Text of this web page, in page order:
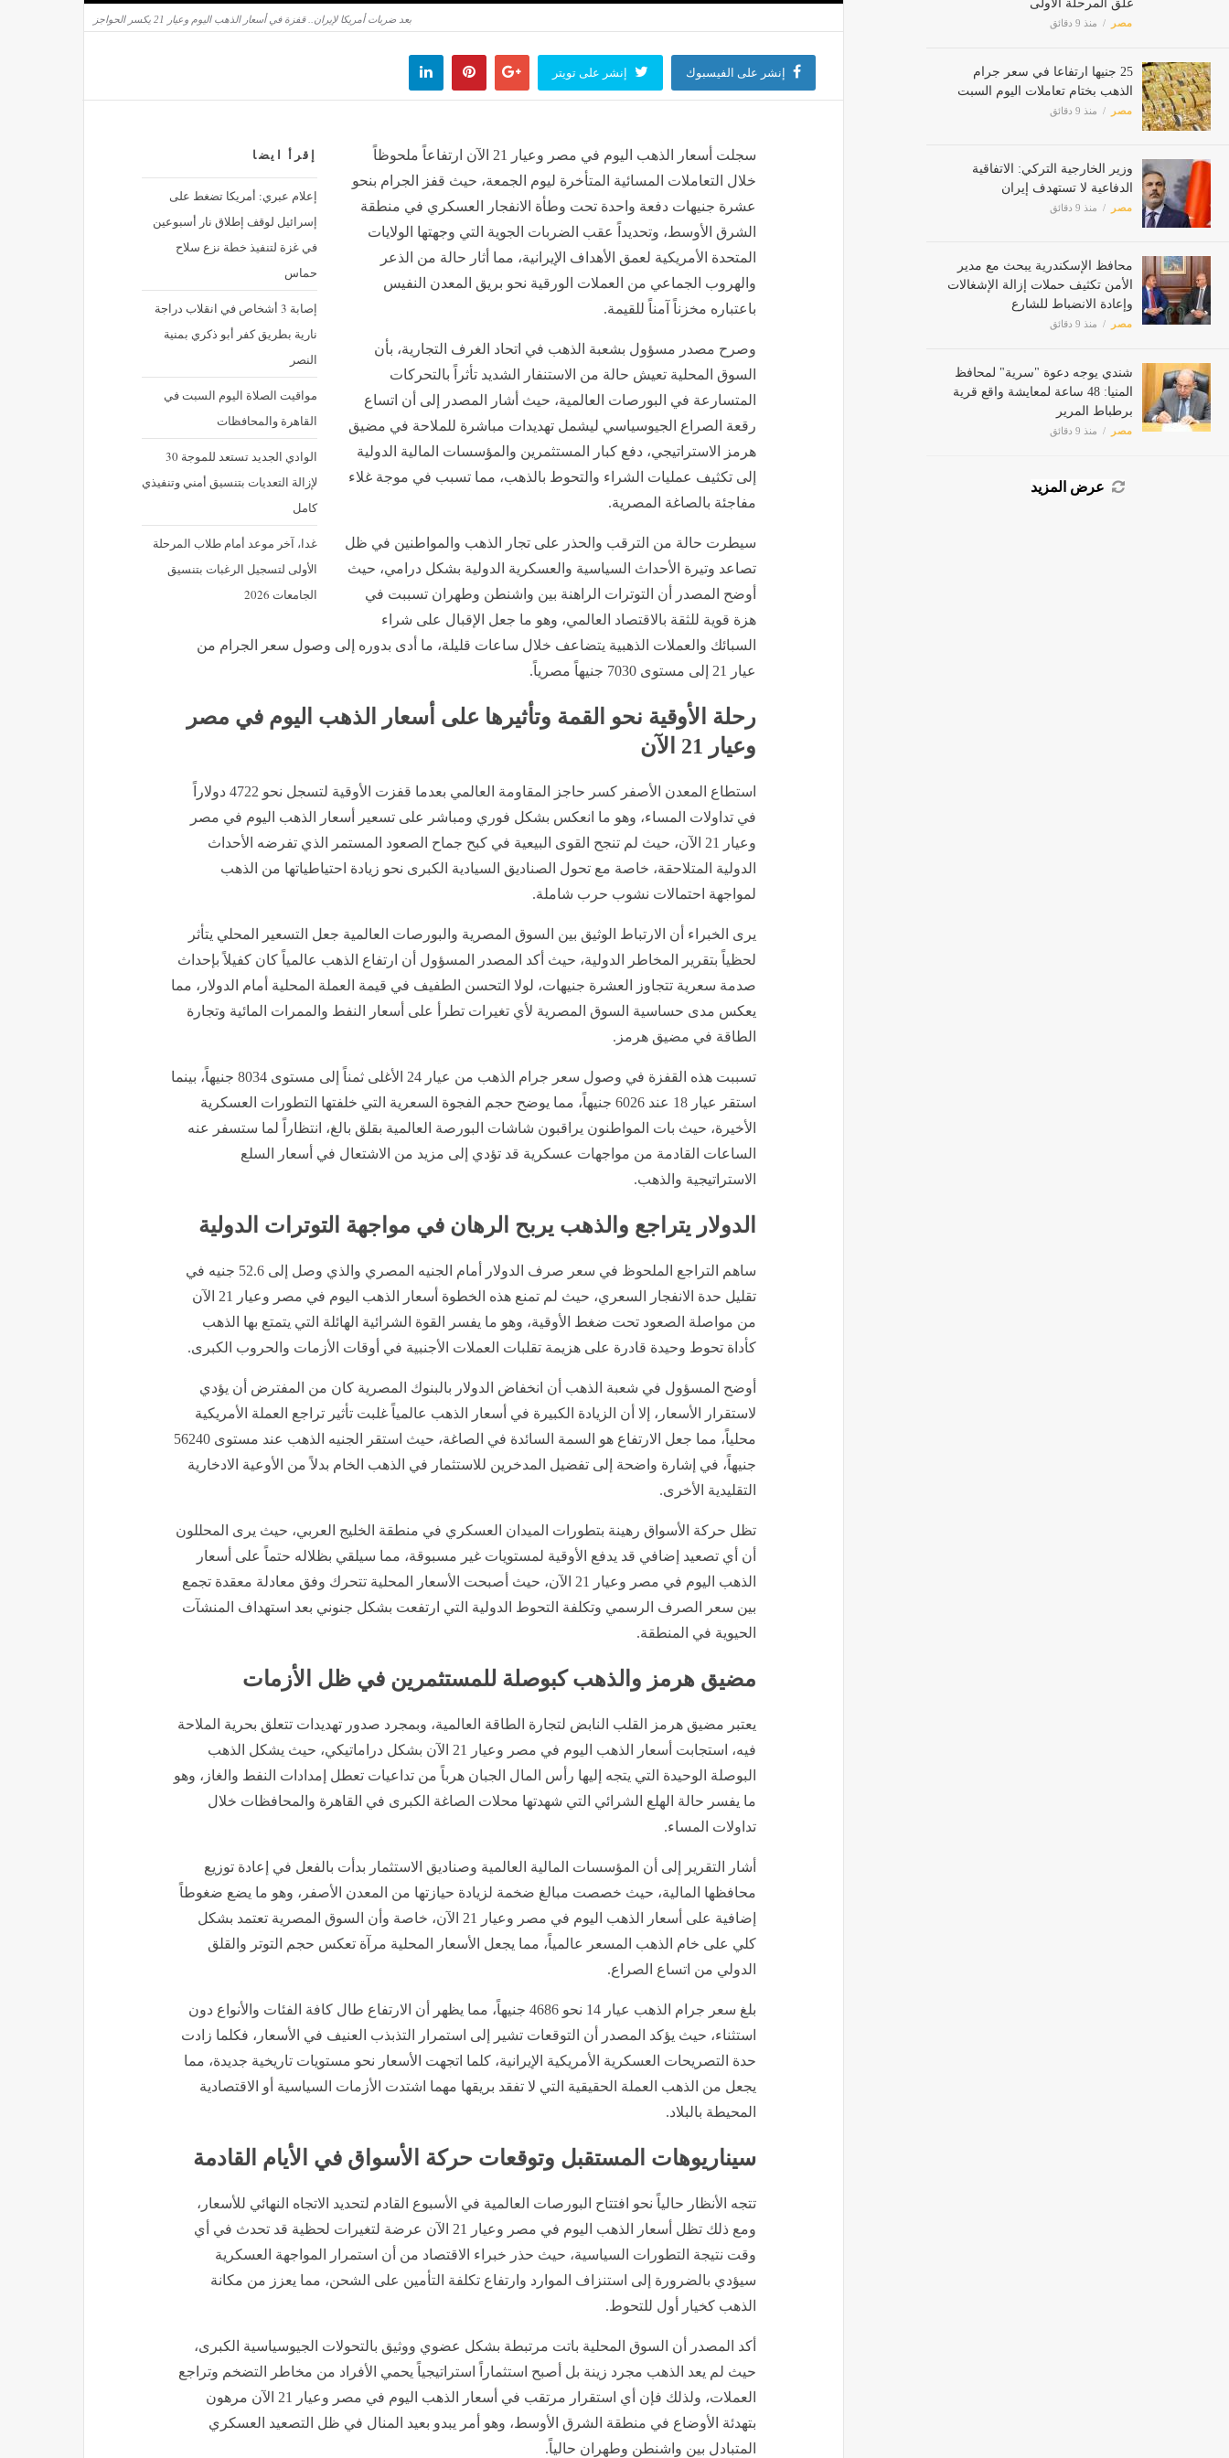
الذهب بختام تعاملات اليوم السبت
مصر منذ 9 دقائق
وزير الخارجية التركي: الاتفاقية
الدفاعية لا تستهدف إيران
مصر منذ 9 دقائق
محافظ الإسكندرية يبحث مع مدير
الأمن تكثيف حملات إزالة الإشغالات
وإعادة الانضباط للشارع
مصر
شندي يوجه دعوة "سرية" لمحافظ
المنيا: 48 ساعة لمعايشة واقع قرية
برطباط المرير
مصر
عرض المزيد
إسرائيل لوقف إطلاق نار أسبوعين
في غزة لتنفيذ خطة نزع سلاح
حماس
نارية بطريق كفر أبو ذكري بمنية
النصر
مواقيت الصلاة اليوم السبت في
القاهرة والمحافظات
لإزالة التعديات بتنسيق أمني وتنفيذي
كامل
غدا، آخر موعد أمام طلاب المرحلة
الأولى لتسجيل الرغبات بتنسيق
الجامعات 2026
خلال التعاملات المسائية المتأخرة ليوم الجمعة، حيث قفز الجرام بنحو
عشرة جنيهات دفعة واحدة تحت وطأة الانفجار العسكري في منطقة
الشرق الأوسط، وتحديداً عقب الضربات الجوية التي وجهتها الولايات
المتحدة الأمريكية لعمق الأهداف الإيرانية، مما أثار حالة من الذعر
والهروب الجماعي من العملات الورقية نحو بريق المعدن النفيس
باعتباره مخزناً آمناً للقيمة.
السوق المحلية تعيش حالة من الاستنفار الشديد تأثراً بالتحركات
المتسارعة في البورصات العالمية، حيث أشار المصدر إلى أن اتساع
رقعة الصراع الجيوسياسي ليشمل تهديدات مباشرة للملاحة في مضيق
هرمز الاستراتيجي، دفع كبار المستثمرين والمؤسسات المالية الدولية
إلى تكثيف عمليات الشراء والتحوط بالذهب، مما تسبب في موجة غلاء
مفاجئة بالصاغة المصرية.
تصاعد وتيرة الأحداث السياسية والعسكرية الدولية بشكل درامي، حيث
أوضح المصدر أن التوترات الراهنة بين واشنطن وطهران تسببت في
هزة قوية للثقة بالاقتصاد العالمي، وهو ما جعل الإقبال على شراء
السبائك والعملات الذهبية يتضاعف خلال ساعات قليلة، ما أدى بدوره إلى وصول سعر الجرام من
عيار 21 إلى مستوى 7030 جنيهاً مصرياً.
وعيار 21 الآن
في تداولات المساء، وهو ما انعكس بشكل فوري ومباشر على تسعير أسعار الذهب اليوم في مصر
وعيار 21 الآن، حيث لم تنجح القوى البيعية في كبح جماح الصعود المستمر الذي تفرضه الأحداث
الدولية المتلاحقة، خاصة مع تحول الصناديق السيادية الكبرى نحو زيادة احتياطياتها من الذهب
لمواجهة احتمالات نشوب حرب شاملة.
لحظياً بتقرير المخاطر الدولية، حيث أكد المصدر المسؤول أن ارتفاع الذهب عالمياً كان كفيلاً بإحداث
صدمة سعرية تتجاوز العشرة جنيهات، لولا التحسن الطفيف في قيمة العملة المحلية أمام الدولار، مما
يعكس مدى حساسية السوق المصرية لأي تغيرات تطرأ على أسعار النفط والممرات المائية وتجارة
الطاقة في مضيق هرمز.
استقر عيار 18 عند 6026 جنيهاً، مما يوضح حجم الفجوة السعرية التي خلفتها التطورات العسكرية
الأخيرة، حيث بات المواطنون يراقبون شاشات البورصة العالمية بقلق بالغ، انتظاراً لما ستسفر عنه
الساعات القادمة من مواجهات عسكرية قد تؤدي إلى مزيد من الاشتعال في أسعار السلع
الاستراتيجية والذهب.
تقليل حدة الانفجار السعري، حيث لم تمنع هذه الخطوة أسعار الذهب اليوم في مصر وعيار 21 الآن
من مواصلة الصعود تحت ضغط الأوقية، وهو ما يفسر القوة الشرائية الهائلة التي يتمتع بها الذهب
كأداة تحوط وحيدة قادرة على هزيمة تقلبات العملات الأجنبية في أوقات الأزمات والحروب الكبرى.
لاستقرار الأسعار، إلا أن الزيادة الكبيرة في أسعار الذهب عالمياً غلبت تأثير تراجع العملة الأمريكية
محلياً، مما جعل الارتفاع هو السمة السائدة في الصاغة، حيث استقر الجنيه الذهب عند مستوى 56240
جنيهاً، في إشارة واضحة إلى تفضيل المدخرين للاستثمار في الذهب الخام بدلاً من الأوعية الادخارية
التقليدية الأخرى.
أن أي تصعيد إضافي قد يدفع الأوقية لمستويات غير مسبوقة، مما سيلقي بظلاله حتماً على أسعار
الذهب اليوم في مصر وعيار 21 الآن، حيث أصبحت الأسعار المحلية تتحرك وفق معادلة معقدة تجمع
بين سعر الصرف الرسمي وتكلفة التحوط الدولية التي ارتفعت بشكل جنوني بعد استهداف المنشآت
الحيوية في المنطقة.
فيه، استجابت أسعار الذهب اليوم في مصر وعيار 21 الآن بشكل دراماتيكي، حيث يشكل الذهب
البوصلة الوحيدة التي يتجه إليها رأس المال الجبان هرباً من تداعيات تعطل إمدادات النفط والغاز، وهو
ما يفسر حالة الهلع الشرائي التي شهدتها محلات الصاغة الكبرى في القاهرة والمحافظات خلال
تداولات المساء.
محافظها المالية، حيث خصصت مبالغ ضخمة لزيادة حيازتها من المعدن الأصفر، وهو ما يضع ضغوطاً
إضافية على أسعار الذهب اليوم في مصر وعيار 21 الآن، خاصة وأن السوق المصرية تعتمد بشكل
كلي على خام الذهب المسعر عالمياً، مما يجعل الأسعار المحلية مرآة تعكس حجم التوتر والقلق
الدولي من اتساع الصراع.
استثناء، حيث يؤكد المصدر أن التوقعات تشير إلى استمرار التذبذب العنيف في الأسعار، فكلما زادت
حدة التصريحات العسكرية الأمريكية الإيرانية، كلما اتجهت الأسعار نحو مستويات تاريخية جديدة، مما
يجعل من الذهب العملة الحقيقية التي لا تفقد بريقها مهما اشتدت الأزمات السياسية أو الاقتصادية
المحيطة بالبلاد.
ومع ذلك تظل أسعار الذهب اليوم في مصر وعيار 21 الآن عرضة لتغيرات لحظية قد تحدث في أي
وقت نتيجة التطورات السياسية، حيث حذر خبراء الاقتصاد من أن استمرار المواجهة العسكرية
سيؤدي بالضرورة إلى استنزاف الموارد وارتفاع تكلفة التأمين على الشحن، مما يعزز من مكانة
الذهب كخيار أول للتحوط.
حيث لم يعد الذهب مجرد زينة بل أصبح استثماراً استراتيجياً يحمي الأفراد من مخاطر التضخم وتراجع
العملات، ولذلك فإن أي استقرار مرتقب في أسعار الذهب اليوم في مصر وعيار 21 الآن مرهون
بتهدئة الأوضاع في منطقة الشرق الأوسط، وهو أمر يبدو بعيد المنال في ظل التصعيد العسكري
المتبادل بين واشنطن وطهران حالياً.